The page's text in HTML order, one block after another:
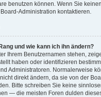
benutzen können. Wenn Sie
Administration kontaktieren.
und wie kann ich ihn ändern?
Ihrem Benutzernamen stehen,
haben oder identifizieren
Administratoren. Normalerweise
direkt ändern, da sie von der
Bitte schreiben Sie keine
— die meisten Foren dulden